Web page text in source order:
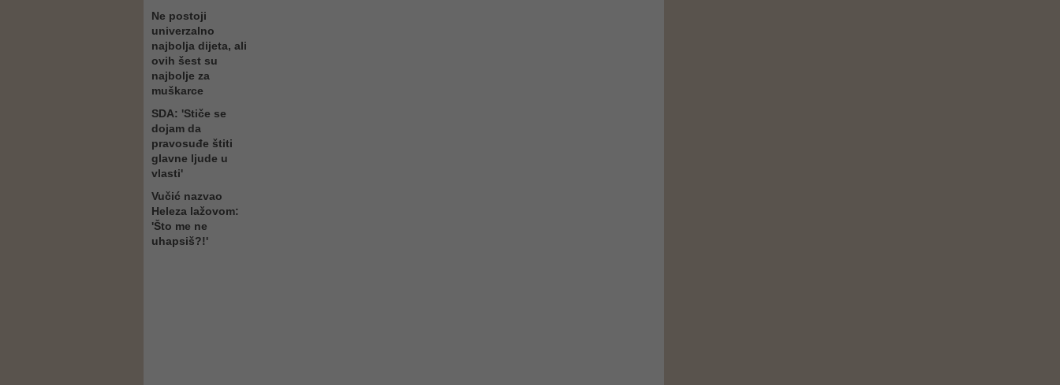
Ne postoji
univerzalno
najbolja dijeta, ali
ovih šest su
najbolje za
muškarce
SDA: 'Stiče se
dojam da
pravosuđe štiti
glavne ljude u
vlasti'
Vučić nazvao
Heleza lažovom:
'Što me ne
uhapsiš?!'